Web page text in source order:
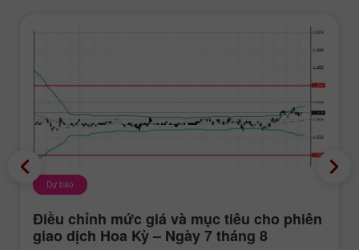
Dự báo
Điều chỉnh mức giá và mục tiêu cho phiên
giao dịch Hoa Kỳ – Ngày 7 tháng 8